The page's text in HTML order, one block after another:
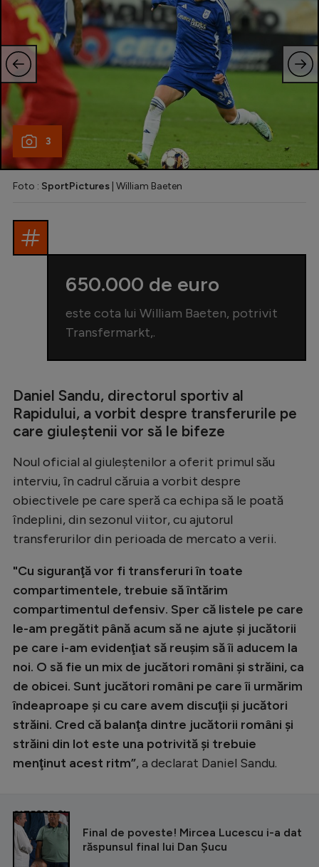
3
Foto : SportPictures | William Baeten
650.000 de euro
este cota lui William Baeten, potrivit
Transfermarkt,.
Daniel Sandu, directorul sportiv al
Rapidului, a vorbit despre transferurile pe
care giuleștenii vor să le bifeze
Noul oficial al giuleștenilor a oferit primul său
interviu, în cadrul căruia a vorbit despre
obiectivele pe care speră ca echipa să le poată
îndeplini, din sezonul viitor, cu ajutorul
transferurilor din perioada de mercato a verii.
"Cu siguranţă vor fi transferuri în toate
compartimentele, trebuie să întărim
compartimentul defensiv. Sper că listele pe care
le-am pregătit până acum să ne ajute şi jucătorii
pe care i-am evidenţiat să reuşim să îi aducem la
noi. O să fie un mix de jucători români şi străini, ca
de obicei. Sunt jucători români pe care îi urmărim
îndeaproape şi cu care avem discuţii şi jucători
străini. Cred că balanţa dintre jucătorii români şi
străini din lot este una potrivită şi trebuie
menţinut acest ritm”, a declarat Daniel Sandu.
CITEȘTE ȘI
Final de poveste! Mircea Lucescu i-a dat
răspunsul final lui Dan Șucu